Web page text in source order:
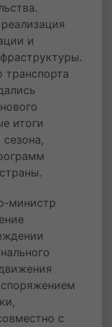
и
итоги
министр
с